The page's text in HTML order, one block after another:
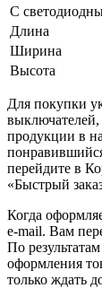
С
Длина
Ширина
Высота
Для покупки
выключателей,
продукции в
перейдите в
«Быстрый
Когда
e-mail. Вам
По
оформления
только ждать